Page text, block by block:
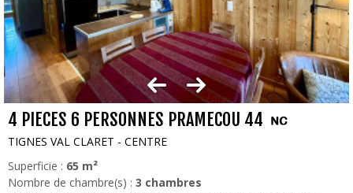
4 PIECES 6 PERSONNES PRAMECOU 44
TIGNES VAL CLARET - CENTRE
Superficie : 65 m²
Nombre de chambre(s) : 3 chambres